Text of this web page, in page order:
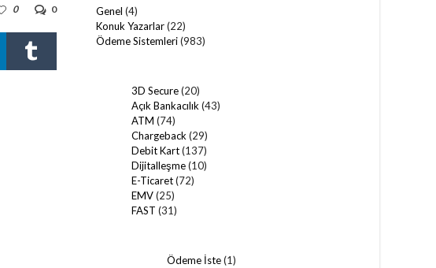
0
0 Genel (4)
Konuk Yazarlar(22)
Ödeme Sistemleri(983)
3D Secure(20)
Açık Bankacılık (43)
ATM (74)
Chargeback (29)
Debit Kart(137)
Dijitalleşme(10)
E-Ticaret(72)
EMV(25)
FAST (31)
Ödeme İste(1)